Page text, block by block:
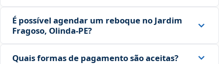
É possível agendar um reboque no Jardim
Fragoso, Olinda‑PE?
Quais formas de pagamento são aceitas?